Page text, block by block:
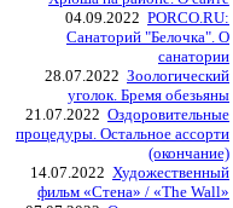
04.09.2022 PORCO.RU:
Санаторий "Белочка". О
санатории
28.07.2022 Зоологический
уголок. Бремя обезьяны
21.07.2022 Оздоровительные
процедуры. Остальное ассорти
(окончание)
14.07.2022 Художественный
фильм «Стена» / «The Wall»